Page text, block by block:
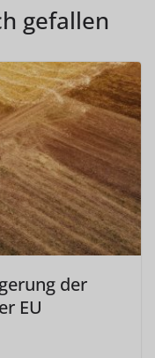
gefallen
der
EU